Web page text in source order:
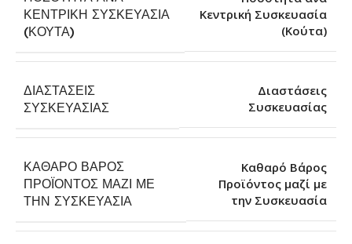
ΚΕΝΤΡΙΚΉ ΣΥΣΚΕΥΑΣΊΑ
(ΚΟΎΤΑ)
Κεντρική Συσκευασία
(Κούτα)
ΔΙΑΣΤΆΣΕΙΣ
ΣΥΣΚΕΥΑΣΊΑΣ
Διαστάσεις
Συσκευασίας
ΚΑΘΑΡΌ ΒΆΡΟΣ
ΠΡΟΪΌΝΤΟΣ ΜΑΖΊ ΜΕ
ΤΗΝ ΣΥΣΚΕΥΑΣΊΑ
Καθαρό Βάρος
Προϊόντος μαζί με
την Συσκευασία